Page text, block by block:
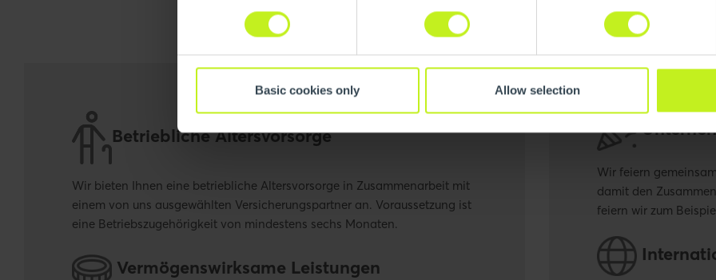
Basic cookies only Allow selection
Betriebliche Altersvorsorge
Wir bieten Ihnen eine betriebliche Altersvorsorge in Zusammenarbeit mit
einem von uns ausgewählten Versicherungspartner an. Voraussetzung ist
eine Betriebszugehörigkeit von mindestens sechs Monaten.
Vermögenswirksame Leistungen
Wir feiern
damit den
feiern wir zum